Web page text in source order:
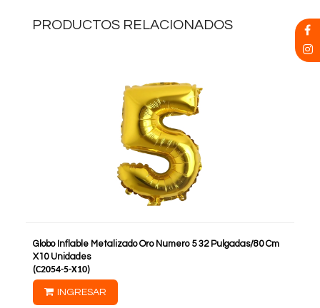
PRODUCTOS RELACIONADOS
Globo Inflable Metalizado Oro Numero 5 32 Pulgadas/80 Cm
X10 Unidades
(C2054-5-X10)
INGRESAR